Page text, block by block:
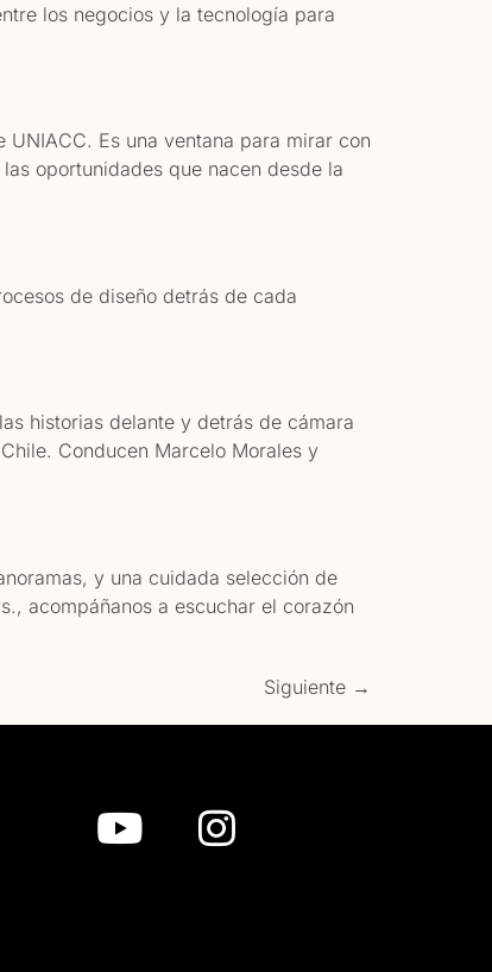
los negocios y la tecnología para
Es una ventana para mirar con
oportunidades que nacen desde la
de diseño detrás de cada
historias delante y detrás de cámara
Conducen Marcelo Morales y
y una cuidada selección de
acompáñanos a escuchar el corazón
Siguiente →